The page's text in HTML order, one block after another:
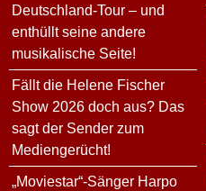
Deutschland-Tour – und
enthüllt seine andere
musikalische Seite!
Fällt die Helene Fischer
Show 2026 doch aus? Das
sagt der Sender zum
Mediengerücht!
„Moviestar“-Sänger Harpo